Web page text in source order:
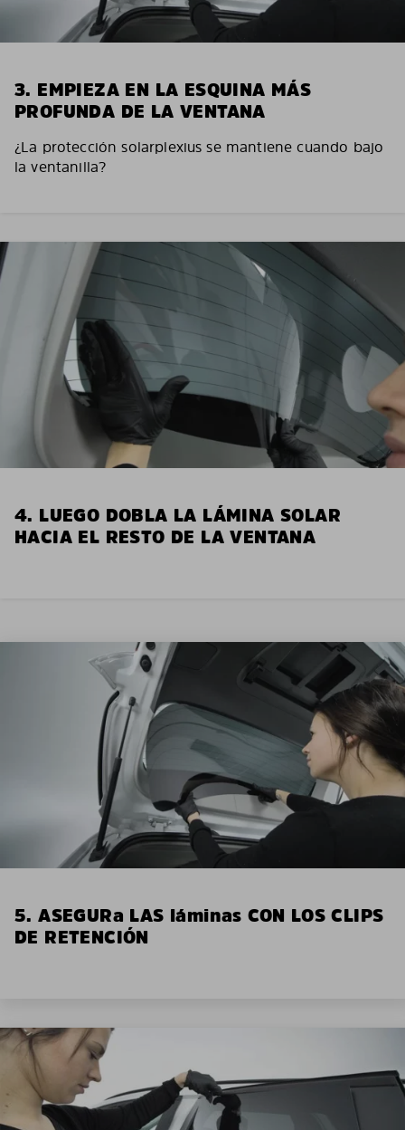
3. EMPIEZA EN LA ESQUINA MÁS
PROFUNDA DE LA VENTANA
¿La protección solarplexius se mantiene cuando bajo
la ventanilla?
4. LUEGO DOBLA LA LÁMINA SOLAR
HACIA EL RESTO DE LA VENTANA
5. ASEGURa LAS láminas CON LOS CLIPS
DE RETENCIÓN